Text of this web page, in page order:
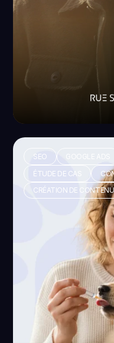
SEO
ÉTUDE DE CAS
CRÉATION DE CONTENU